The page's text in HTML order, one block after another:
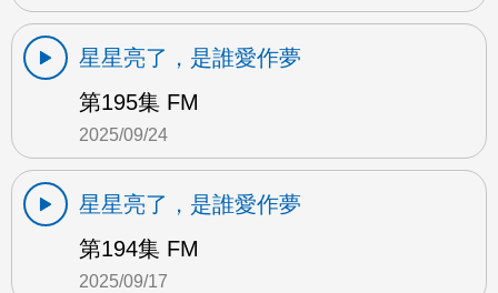
星星亮了，是誰愛作夢
第195集 FM
2025/09/24
星星亮了，是誰愛作夢
第194集 FM
2025/09/17